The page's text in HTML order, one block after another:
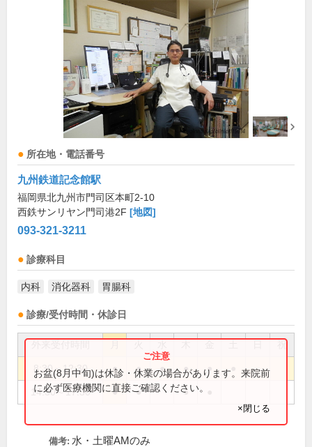
所在地・電話番号
九州鉄道記念館駅
福岡県北九州市門司区本町2-10
西鉄サンリヤン門司港2F [地図]
093-321-3211
診療科目
内科 消化器科 胃腸科
診療/受付時間・休診日
祝
8:30～12:30 ● ● ● ● ●
14:30～17:30 ● ● ●
お盆(8月中旬)は休診・休業の場合があります。来院前
に必ず医療機関に直接ご確認ください。
×閉じる
備考: 水・土曜AMのみ